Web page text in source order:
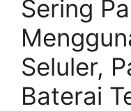
Sering
Seluler,
Baterai